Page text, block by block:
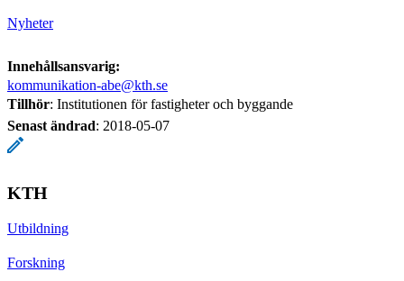
Nyheter
Innehållsansvarig:
kommunikation-abe@kth.se
Tillhör: Institutionen för fastigheter och byggande
Senast ändrad: 2018-05-07
KTH
Utbildning
Forskning